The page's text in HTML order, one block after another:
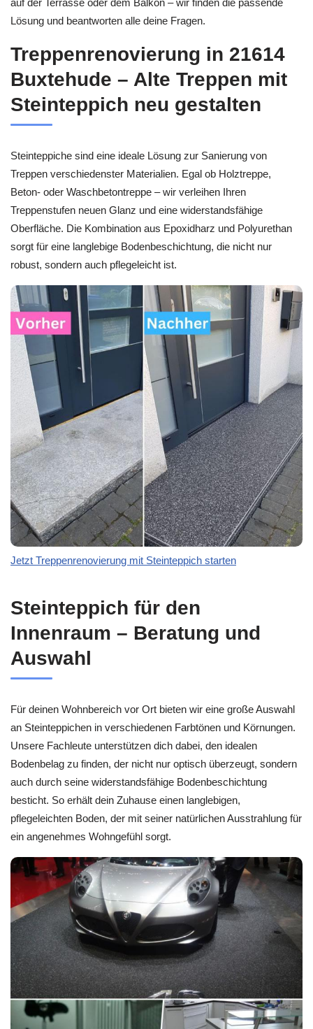
auf der Terrasse oder dem Balkon – wir finden die passende
Lösung und beantworten alle deine Fragen.
Treppenrenovierung in 21614
Buxtehude – Alte Treppen mit
Steinteppich neu gestalten
Steinteppiche sind eine ideale Lösung zur Sanierung von
Treppen verschiedenster Materialien. Egal ob Holztreppe,
Beton- oder Waschbetontreppe – wir verleihen Ihren
Treppenstufen neuen Glanz und eine widerstandsfähige
Oberfläche. Die Kombination aus Epoxidharz und Polyurethan
sorgt für eine langlebige Bodenbeschichtung, die nicht nur
robust, sondern auch pflegeleicht ist.
Jetzt Treppenrenovierung mit Steinteppich starten
Steinteppich für den
Innenraum – Beratung und
Auswahl
Für deinen Wohnbereich vor Ort bieten wir eine große Auswahl
an Steinteppichen in verschiedenen Farbtönen und Körnungen.
Unsere Fachleute unterstützen dich dabei, den idealen
Bodenbelag zu finden, der nicht nur optisch überzeugt, sondern
auch durch seine widerstandsfähige Bodenbeschichtung
besticht. So erhält dein Zuhause einen langlebigen,
pflegeleichten Boden, der mit seiner natürlichen Ausstrahlung für
ein angenehmes Wohngefühl sorgt.